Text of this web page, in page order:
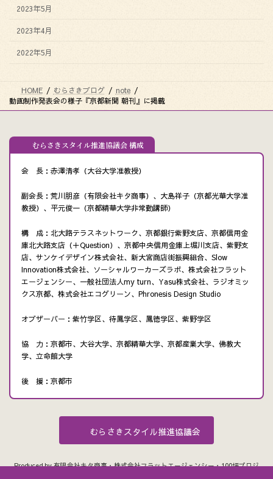
2023年5月
2023年4月
2022年5月
HOME むらさきブログ
note
動画制作発表会の様子『京都新聞 朝刊』に掲載
むらさきスタイル推進協議会 構成
会 長：赤澤清孝（大谷大学准教授）
副会長：荒川朋彦（有限会社キタ商事）、大島祥子（京都光華大学准
教授）、平元俊一（京都精華大学非常勤講師）
構 成：北大路テラスネットワーク、京都銀行紫野支店、京都信用金
庫北大路支店（＋Question）、京都中央信用金庫上堀川支店、紫野支
店、サンケイデザイン株式会社、新大宮商店街振興組合、Slow
Innovation株式会社、ソーシャルワーカーズラボ、株式会社フラット
エージェンシー、一般社団法人my turn、Yasu株式会社、ラジオミッ
クス京都、株式会社エコグリーン、Phronesis Design Studio
オブザーバー：紫竹学区、待鳳学区、鳳徳学区、紫野学区
協 力：京都市、大谷大学、京都精華大学、京都産業大学、佛教大
学、立命館大学
後 援：京都市
むらさきスタイル推進協議会
Produced by 有限会社キタ商事・株式会社フラットエージェンシー・100坪プロジ